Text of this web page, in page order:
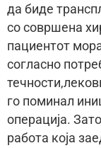
да биде
со совршена
пациентот
согласно
го поминал
операција.
работа која